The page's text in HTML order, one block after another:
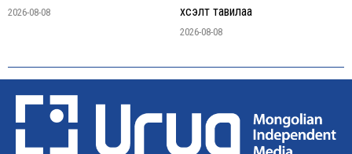
2026-08-08
хүсэлт тавилаа
2026-08-08